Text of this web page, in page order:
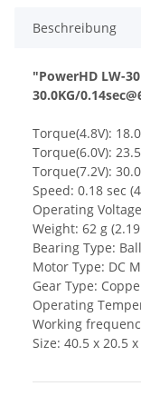
Beschreibung
"PowerHD LW-
30.0KG/
Torque(4.8V):
Torque(6.0V):
Torque(7.2V):
Speed: 0.18 sec
Operating
Weight: 62 g
Bearing Type:
Motor Type: DC
Gear Type:
Operating
Working
Size: 40.5 x 20.5